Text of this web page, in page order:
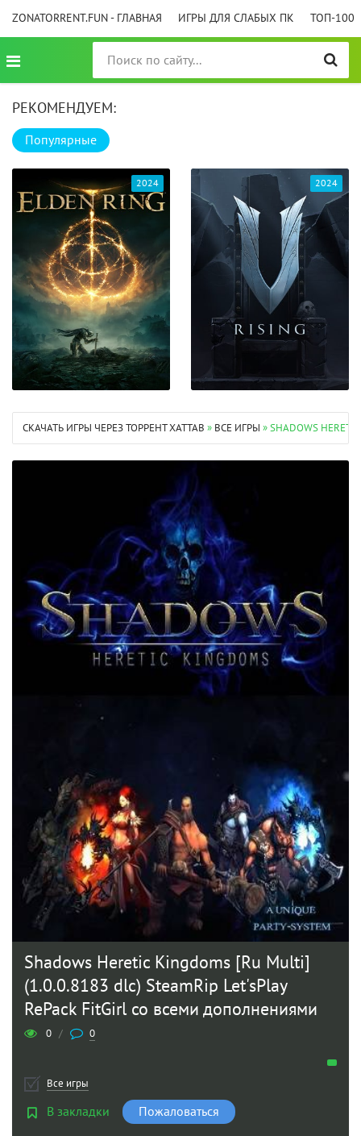
ZONATORRENT.FUN - ГЛАВНАЯ ИГРЫ ДЛЯ СЛАБЫХ ПК ТОП-100
РЕКОМЕНДУЕМ:
Популярные
2024 2024
СКАЧАТЬ ИГРЫ ЧЕРЕЗ ТОРРЕНТ XATTAB » ВСЕ ИГРЫ » SHADOWS
Shadows Heretic Kingdoms [Ru Multi]
(1.0.0.8183 dlc) SteamRip Let'sPlay
RePack FitGirl со всеми дополнениями
0 / 0
Все игры
В закладки Пожаловаться